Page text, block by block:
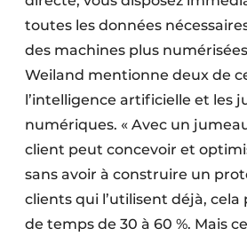
toutes les données
des machines plus
Weiland mentionne deux de
l’intelligence artificielle et les
numériques. « Avec un
client peut concevoir et
sans avoir à construire un
clients qui l’utilisent déjà,
de temps de 30 à 60 %. Mais